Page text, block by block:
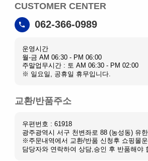
CUSTOMER CENTER
062-366-0989
운영시간
월-금 AM 06:30 - PM 06:00
주말업무시간 : 토 AM 06:30 - PM 02:00
※ 일요일, 공휴일 휴무입니다.
교환/반품주소
우편번호 : 61918
광주광역시 서구 천변좌로 88 (농성동) 유
※주문내역에서 교환/반품 신청후 쇼핑몰
담당자와 연락하여 상담,승인 후 반품해야